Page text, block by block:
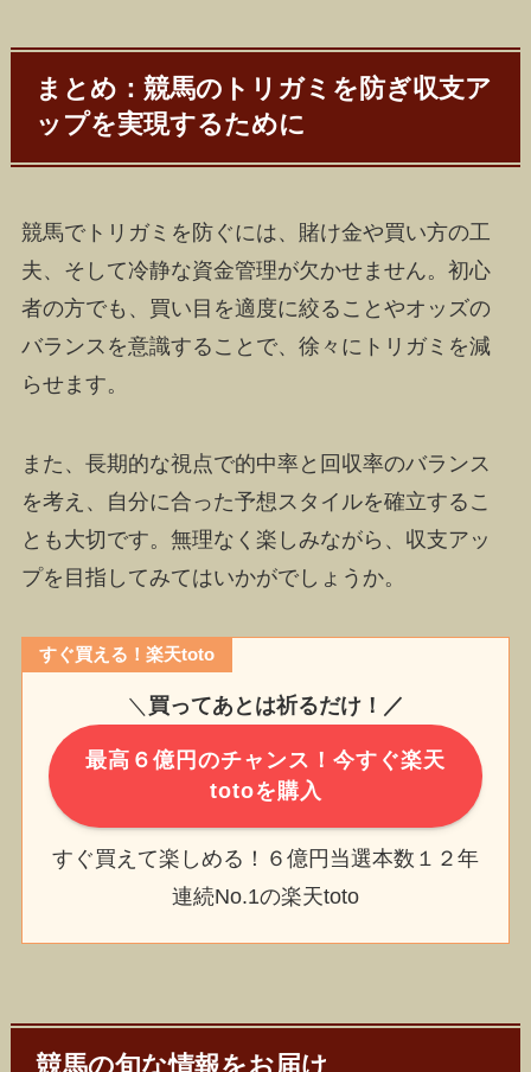
まとめ：競馬のトリガミを防ぎ収支ア
ップを実現するために
競馬でトリガミを防ぐには、賭け金や買い方の工
夫、そして冷静な資金管理が欠かせません。初心
者の方でも、買い目を適度に絞ることやオッズの
バランスを意識することで、徐々にトリガミを減
らせます。
また、長期的な視点で的中率と回収率のバランス
を考え、自分に合った予想スタイルを確立するこ
とも大切です。無理なく楽しみながら、収支アッ
プを目指してみてはいかがでしょうか。
すぐ買える！楽天toto
＼ 買ってあとは祈るだけ！／
最高６億円のチャンス！今すぐ楽天
totoを購入
すぐ買えて楽しめる！６億円当選本数１２年
連続No.1の楽天toto
競馬の旬な情報をお届け